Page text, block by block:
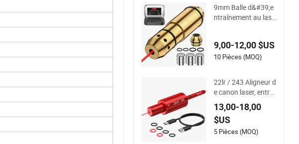
9mm Balle d&#39;e
ntraînement au lase
9,00-12,00 $US
10 Pièces (MOQ)
22lr / 243 Aligneur d
e canon laser, entraî
neur, viseur laser m
ultifonctionnel
13,00-18,00
$US
5 Pièces (MOQ)